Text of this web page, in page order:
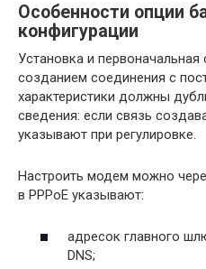
Особенности опции
конфигурации
Установка и первоначальная
созданием соединения с
характеристики должны
сведения: если связь
указывают при регулировке.
Настроить модем можно
в PPPoE указывают:
адресок главного
DNS;